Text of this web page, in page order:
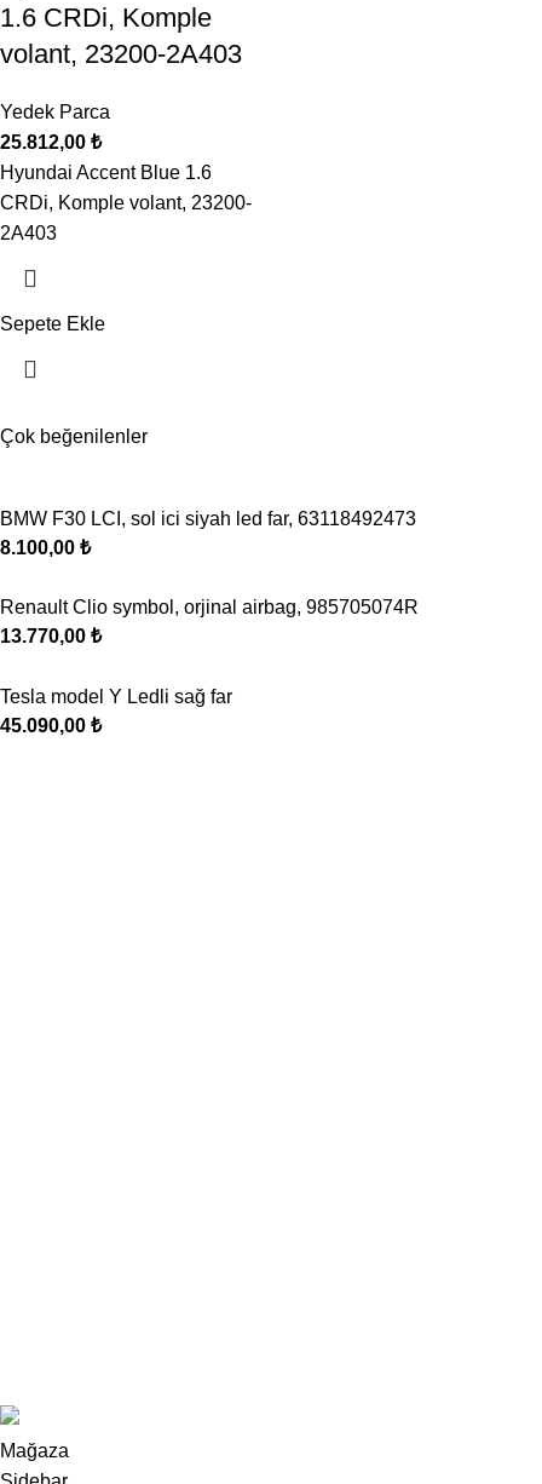
1.6 CRDi, Komple
volant, 23200-2A403
Yedek Parca
25.812,00 ₺
Hyundai Accent Blue 1.6
CRDi, Komple volant, 23200-
2A403
Sepete Ekle
Çok beğenilenler
BMW F30 LCI, sol ici siyah led far, 63118492473
8.100,00 ₺
Renault Clio symbol, orjinal airbag, 985705074R
13.770,00 ₺
Tesla model Y Ledli sağ far
45.090,00 ₺
Mağaza